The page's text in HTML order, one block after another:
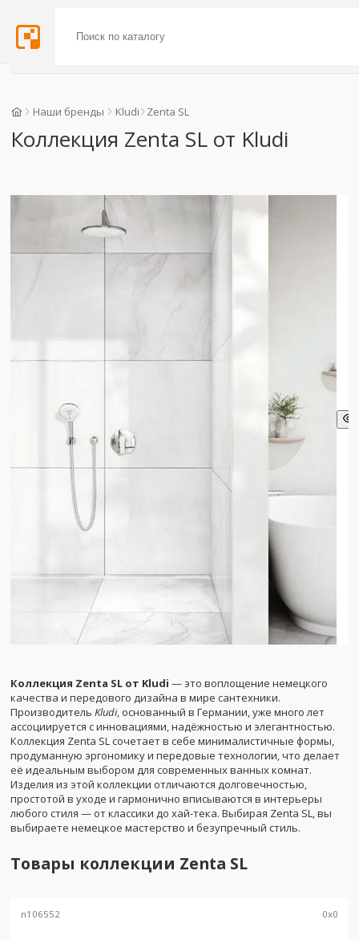
Наши бренды Kludi Zenta SL
Коллекция Zenta SL от Kludi
Коллекция Zenta SL от Kludi — это воплощение немецкого
качества и передового дизайна в мире сантехники.
Производитель Kludi, основанный в Германии, уже много лет
ассоциируется с инновациями, надёжностью и элегантностью.
Коллекция Zenta SL сочетает в себе минималистичные формы,
продуманную эргономику и передовые технологии, что делает
её идеальным выбором для современных ванных комнат.
Изделия из этой коллекции отличаются долговечностью,
простотой в уходе и гармонично вписываются в интерьеры
любого стиля — от классики до хай-тека. Выбирая Zenta SL, вы
выбираете немецкое мастерство и безупречный стиль.
Товары коллекции Zenta SL
n106552 0x0